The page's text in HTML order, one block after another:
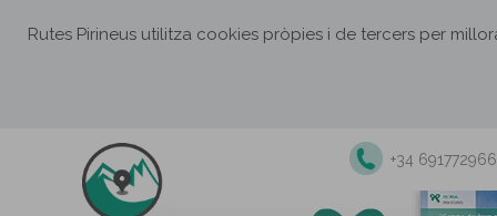
Rutes Pirineus utilitza cookies pròpies i de tercers per
+34 691772966